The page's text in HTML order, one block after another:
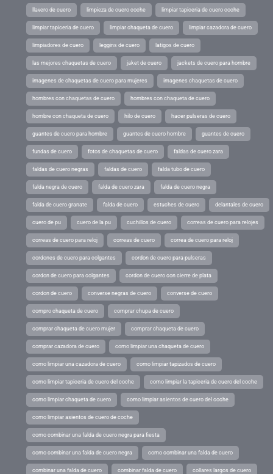
llavero de cuero limpieza de cuero coche limpiar tapiceria de cuero coche
limpiar tapiceria de cuero limpiar chaqueta de cuero limpiar cazadora de cuero
limpiadores de cuero leggins de cuero latigos de cuero
las mejores chaquetas de cuero jaket de cuero jackets de cuero para hombre
imagenes de chaquetas de cuero para mujeres imagenes chaquetas de cuero
hombres con chaquetas de cuero hombres con chaqueta de cuero
hombre con chaqueta de cuero hilo de cuero hacer pulseras de cuero
guantes de cuero para hombre guantes de cuero hombre guantes de cuero
fundas de cuero fotos de chaquetas de cuero faldas de cuero zara
faldas de cuero negras faldas de cuero falda tubo de cuero
falda negra de cuero falda de cuero zara falda de cuero negra
falda de cuero granate falda de cuero estuches de cuero delantales de cuero
cuero de pu cuero de la pu cuchillos de cuero correas de cuero para relojes
correas de cuero para reloj correas de cuero correa de cuero para reloj
cordones de cuero para colgantes cordon de cuero para pulseras
cordon de cuero para colgantes cordon de cuero con cierre de plata
cordon de cuero converse negras de cuero converse de cuero
compro chaqueta de cuero comprar chupa de cuero
comprar chaqueta de cuero mujer comprar chaqueta de cuero
comprar cazadora de cuero como limpiar una chaqueta de cuero
como limpiar una cazadora de cuero como limpiar tapizados de cuero
como limpiar tapiceria de cuero del coche como limpiar la tapiceria de cuero del coche
como limpiar chaqueta de cuero como limpiar asientos de cuero del coche
como limpiar asientos de cuero de coche
como combinar una falda de cuero negra para fiesta
como combinar una falda de cuero negra como combinar una falda de cuero
combinar una falda de cuero combinar falda de cuero collares largos de cuero